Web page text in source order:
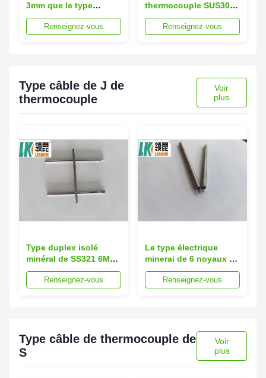
3mm que le type
thermocouple de T
câblent l'isolation de
Renseignez-vous
thermocouple SUS304
3.2mm isolés minéraux
de l'extension T
Renseignez-vous
Type câble de J de
thermocouple
Voir
plus
Type duplex isolé
minéral de SS321 6MM
12.7MM J de fil de
câble de thermocouple
Renseignez-vous
Le type électrique
minerai de 6 noyaux J
de MgO du câble de
thermocouple SS321 a
Renseignez-vous
Type câble de thermocouple de
S
Voir
plus